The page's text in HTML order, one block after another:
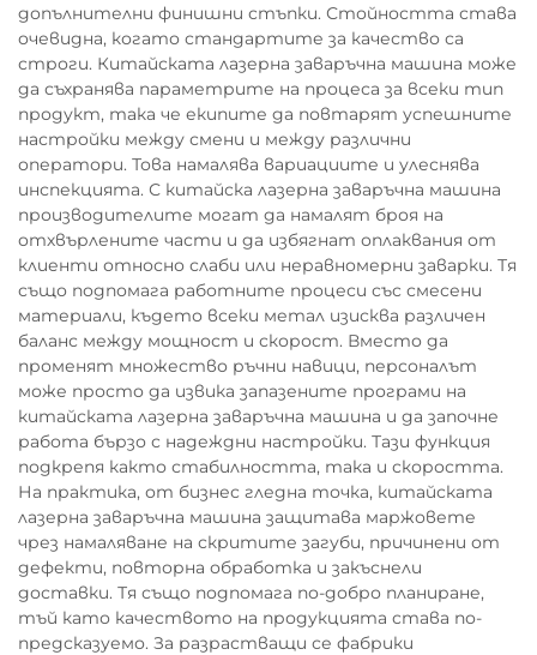
допълнителни финишни стъпки. Стойността става
очевидна, когато стандартите за качество са
строги. Китайската лазерна заваръчна машина може
да съхранява параметрите на процеса за всеки тип
продукт, така че екипите да повтарят успешните
настройки между смени и между различни
оператори. Това намалява вариациите и улеснява
инспекцията. С китайска лазерна заваръчна машина
производителите могат да намалят броя на
отхвърлените части и да избягнат оплаквания от
клиенти относно слаби или неравномерни заварки. Тя
също подпомага работните процеси със смесени
материали, където всеки метал изисква различен
баланс между мощност и скорост. Вместо да
променят множество ръчни навици, персоналът
може просто да извика запазените програми на
китайската лазерна заваръчна машина и да започне
работа бързо с надеждни настройки. Тази функция
подкрепя както стабилността, така и скоростта.
На практика, от бизнес гледна точка, китайската
лазерна заваръчна машина защитава маржовете
чрез намаляване на скритите загуби, причинени от
дефекти, повторна обработка и закъснели
доставки. Тя също подпомага по-добро планиране,
тъй като качеството на продукцията става по-
предсказуемо. За разрастващи се фабрики